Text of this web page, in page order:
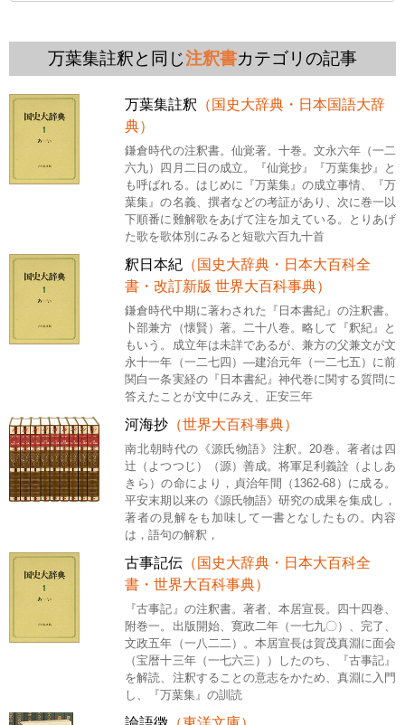
万葉集註釈と同じ注釈書カテゴリの記事
万葉集註釈 （国史大辞典・日本国語大辞
典）
鎌倉時代の注釈書。仙覚著。十巻。文永六年（一二
六九）四月二日の成立。『仙覚抄』『万葉集抄』と
も呼ばれる。はじめに『万葉集』の成立事情、『万
葉集』の名義、撰者などの考証があり、次に巻一以
下順番に難解歌をあげて注を加えている。とりあげ
た歌を歌体別にみると短歌六百九十首
釈日本紀 （国史大辞典・日本大百科全
書・改訂新版 世界大百科事典）
鎌倉時代中期に著わされた『日本書紀』の注釈書。
卜部兼方（懐賢）著。二十八巻。略して『釈紀』と
もいう。成立年は未詳であるが、兼方の父兼文が文
永十一年（一二七四）―建治元年（一二七五）に前
関白一条実経の『日本書紀』神代巻に関する質問に
答えたことが文中にみえ、正安三年
河海抄 （世界大百科事典）
南北朝時代の《源氏物語》注釈。20巻。著者は四
辻（よつつじ）（源）善成。将軍足利義詮（よしあ
きら）の命により，貞治年間（1362-68）に成る。
平安末期以来の《源氏物語》研究の成果を集成し，
著者の見解をも加味して一書となしたもの。内容
は，語句の解釈，
古事記伝 （国史大辞典・日本大百科全
書・世界大百科事典）
『古事記』の注釈書。著者、本居宣長。四十四巻、
附巻一。出版開始、寛政二年（一七九〇）、完了、
文政五年（一八二二）。本居宣長は賀茂真淵に面会
（宝暦十三年（一七六三））したのち、『古事記』
を解読、注釈することの意志をかため、真淵に入門
し、『万葉集』の訓読